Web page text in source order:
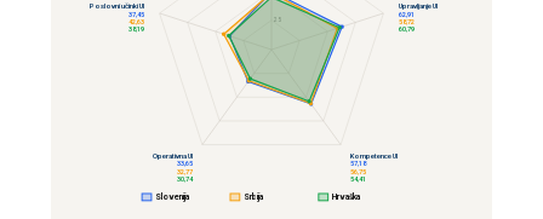
25
Upravljanje UI
62,91
58,72
60,79
Kompetence UI
57,18
56,75
54,41
Operativna UI
33,65
32,77
30,74
Poslovni učinki UI
37,45
42,63
38,19
Slovenija Srbija Hrvaška